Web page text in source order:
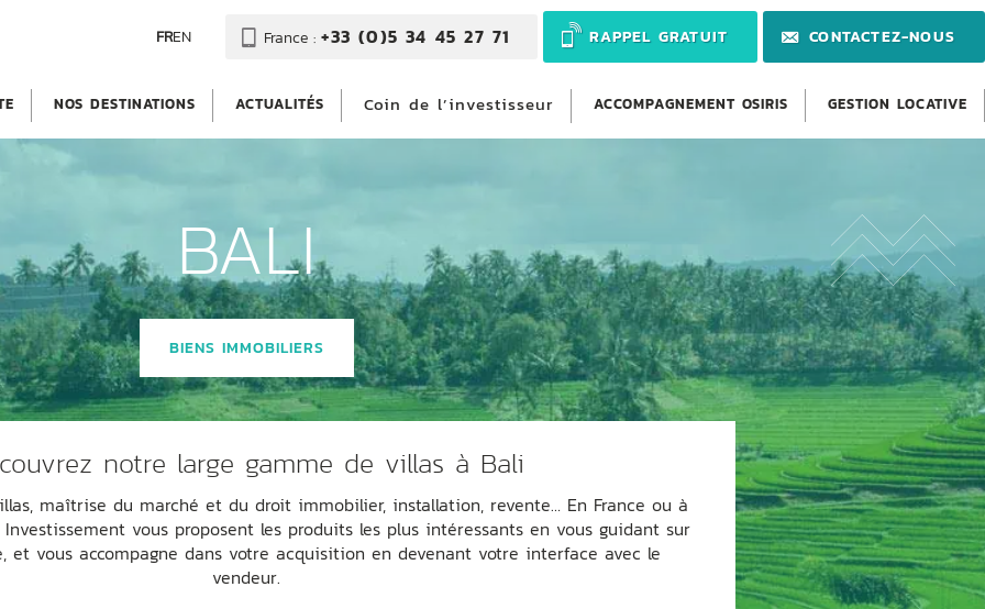
FREN France :+33 (0)5 34 45 27 71 RAPPEL GRATUIT CONTACTEZ-NOUS
NOS DESTINATIONS ACTUALITÉS Coin de l’investisseur ACCOMPAGNEMENT OSIRIS GESTION LOCATIVE
BALI
BIENS IMMOBILIERS
notre large gamme de villas à Bali
maîtrise du marché et du droit immobilier, installation, revente… En France ou à
Investissement vous proposent les produits les plus intéressants en vous guidant sur
et vous accompagne dans votre acquisition en devenant votre interface avec le
vendeur.